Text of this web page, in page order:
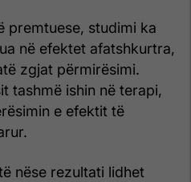
premtuese, studimi ka
në efektet afatshkurtra,
zgjat përmirësimi.
tashmë ishin në terapi,
e efektit të
nëse rezultati lidhet